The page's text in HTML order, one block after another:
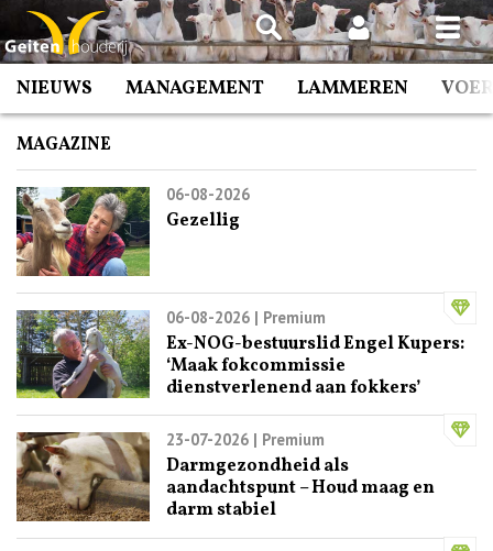
Spring
naar
inhoud
NIEUWS MANAGEMENT LAMMEREN
MAGAZINE
06-08-2026
Gezellig
06-08-2026| Premium
Ex-NOG-bestuurslid Engel Kupers:
‘Maak fokcommissie
dienstverlenend aan fokkers’
23-07-2026| Premium
Darmgezondheid als
aandachtspunt – Houd maag en
darm stabiel